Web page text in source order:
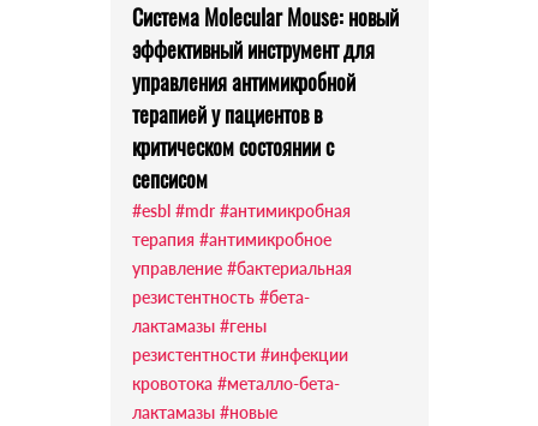
Система Molecular Mouse: новый
эффективный инструмент для
управления антимикробной
терапией у пациентов в
критическом состоянии с
сепсисом
#esbl #mdr #антимикробная
терапия #антимикробное
управление #бактериальная
резистентность #бета-
лактамазы #гены
резистентности #инфекции
кровотока #металло-бета-
лактамазы #новые